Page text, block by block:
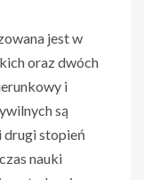
jest w
oraz dwóch
i
są
drugi stopień
nauki